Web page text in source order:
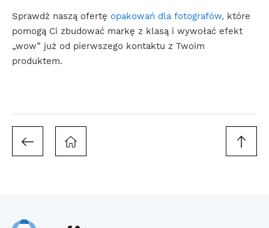
Sprawdź naszą ofertę opakowań dla fotografów, które
pomogą Ci zbudować markę z klasą i wywołać efekt
„wow” już od pierwszego kontaktu z Twoim
produktem.